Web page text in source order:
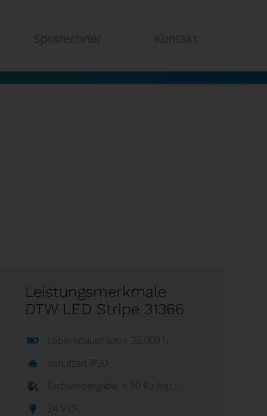
Spotrechner Kontakt
Leistungsmerkmale
DTW LED Stripe 31366
Lebensdauer von > 25.000 h
Schutzart IP20
Farbwiedergabe: > 90 Ra (typ.)
24 V DC